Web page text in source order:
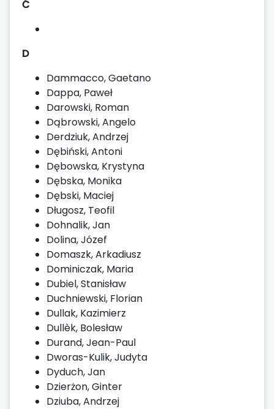
Ć
D
Dammacco, Gaetano
Dappa, Paweł
Darowski, Roman
Dąbrowski, Angelo
Derdziuk, Andrzej
Dębiński, Antoni
Dębowska, Krystyna
Dębska, Monika
Dębski, Maciej
Długosz, Teofil
Dohnalik, Jan
Dolina, Józef
Domaszk, Arkadiusz
Dominiczak, Maria
Dubiel, Stanisław
Duchniewski, Florian
Dullak, Kazimierz
Dullèk, Bolesław
Durand, Jean-Paul
Dworas-Kulik, Judyta
Dyduch, Jan
Dzierżon, Ginter
Dziuba, Andrzej